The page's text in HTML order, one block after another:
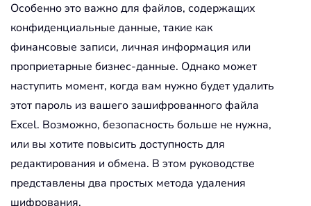
Особенно это важно для файлов, содержащих
конфиденциальные данные, такие как
финансовые записи, личная информация или
проприетарные бизнес-данные. Однако может
наступить момент, когда вам нужно будет удалить
этот пароль из вашего зашифрованного файла
Excel. Возможно, безопасность больше не нужна,
или вы хотите повысить доступность для
редактирования и обмена. В этом руководстве
представлены два простых метода удаления
шифрования.